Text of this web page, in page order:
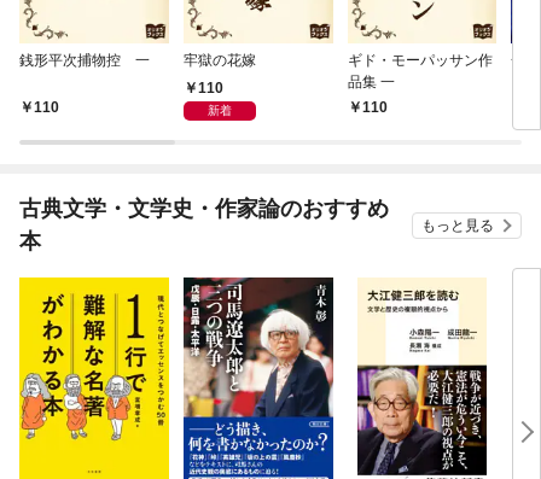
銭形平次捕物控 一
110
牢獄の花嫁
110
新着
ギド・モーパッサン作
品集 一
110
一
古典文学・文学史・作家論のおすすめ
本
もっと見る